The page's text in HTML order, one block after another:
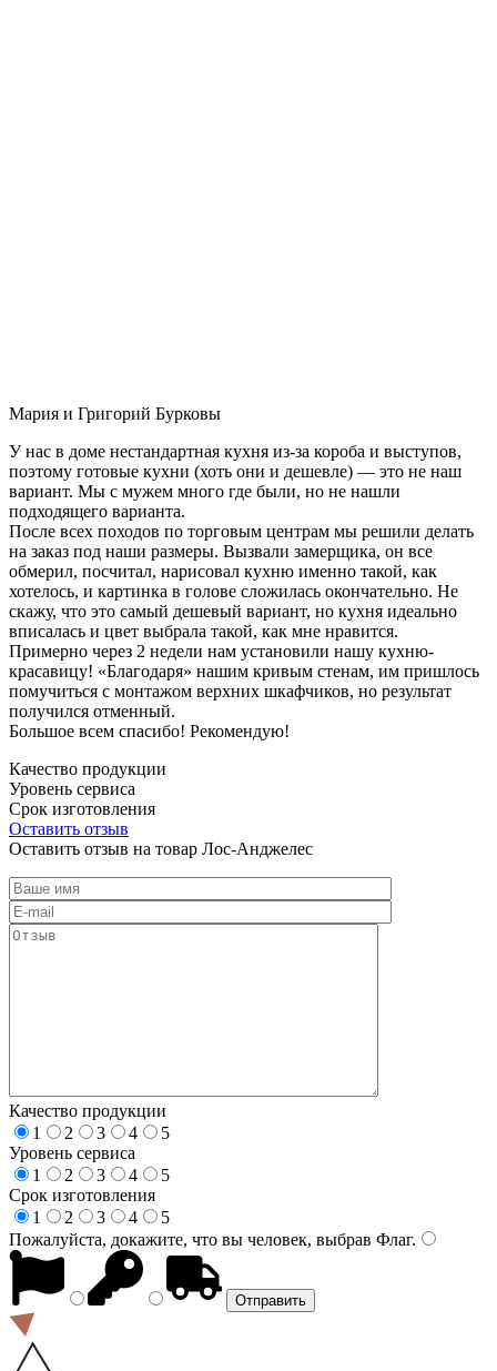
Мария и Григорий Бурковы
У нас в доме нестандартная кухня из-за короба и выступов,
поэтому готовые кухни (хоть они и дешевле) — это не наш
вариант. Мы с мужем много где были, но не нашли
подходящего варианта.
После всех походов по торговым центрам мы решили делать
на заказ под наши размеры. Вызвали замерщика, он все
обмерил, посчитал, нарисовал кухню именно такой, как
хотелось, и картинка в голове сложилась окончательно. Не
скажу, что это самый дешевый вариант, но кухня идеально
вписалась и цвет выбрала такой, как мне нравится.
Примерно через 2 недели нам установили нашу кухню-
красавицу! «Благодаря» нашим кривым стенам, им пришлось
помучиться с монтажом верхних шкафчиков, но результат
получился отменный.
Большое всем спасибо! Рекомендую!
Качество продукции
Уровень сервиса
Срок изготовления
Оставить отзыв
Оставить отзыв на товар Лос-Анджелес
Качество продукции
1
2 3 4
5
Уровень сервиса
1
2 3 4
5
Срок изготовления
1
2 3 4
5
Пожалуйста, докажите, что вы человек, выбрав Флаг.